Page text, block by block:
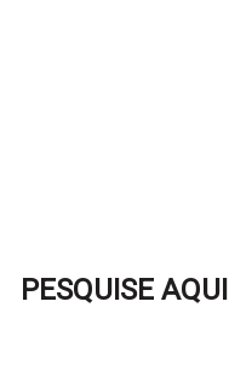
PESQUISE AQUI